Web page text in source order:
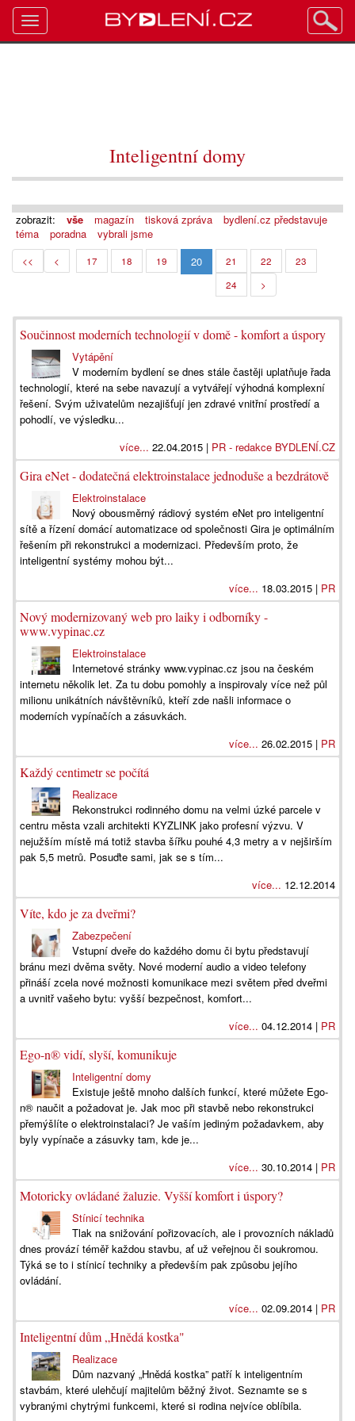
Inteligentní domy
zobrazit: vše magazín tisková zpráva
bydlení.cz představuje
téma
poradna vybrali jsme
<< < 17 18 19 20 21 22
23
24
>
Součinnost moderních technologií v domě - komfort a úspory
Vytápění
V moderním bydlení se dnes stále častěji uplatňuje řada
technologií, které na sebe navazují a vytvářejí výhodná komplexní
řešení. Svým uživatelům nezajišťují jen zdravé vnitřní prostředí a
pohodlí, ve výsledku...
více... 22.04.2015 | PR - redakce BYDLENÍ.CZ
Gira eNet - dodatečná elektroinstalace jednoduše a bezdrátově
Elektroinstalace
Nový obousměrný rádiový systém eNet pro inteligentní
sítě a řízení domácí automatizace od společnosti Gira je optimálním
řešením při rekonstrukci a modernizaci. Především proto, že
inteligentní systémy mohou být...
více... 18.03.2015 | PR
Nový modernizovaný web pro laiky i odborníky -
www.vypinac.cz
Elektroinstalace
Internetové stránky www.vypinac.cz jsou na českém
internetu několik let. Za tu dobu pomohly a inspirovaly více než půl
milionu unikátních návštěvníků, kteří zde našli informace o
moderních vypínačích a zásuvkách.
více... 26.02.2015 | PR
Každý centimetr se počítá
Realizace
Rekonstrukci rodinného domu na velmi úzké parcele v
centru města vzali architekti KYZLINK jako profesní výzvu. V
nejužším místě má totiž stavba šířku pouhé 4,3 metry a v nejširším
pak 5,5 metrů. Posuďte sami, jak se s tím...
více... 12.12.2014
Víte, kdo je za dveřmi?
Zabezpečení
Vstupní dveře do každého domu či bytu představují
bránu mezi dvěma světy. Nové moderní audio a video telefony
přináší zcela nové možnosti komunikace mezi světem před dveřmi
a uvnitř vašeho bytu: vyšší bezpečnost, komfort...
více... 04.12.2014 | PR
Ego-n® vidí, slyší, komunikuje
Inteligentní domy
Existuje ještě mnoho dalších funkcí, které můžete Ego-
n® naučit a požadovat je. Jak moc při stavbě nebo rekonstrukci
přemýšlíte o elektroinstalaci? Je vaším jediným požadavkem, aby
byly vypínače a zásuvky tam, kde je...
více... 30.10.2014 | PR
Motoricky ovládané žaluzie. Vyšší komfort i úspory?
Stínicí technika
Tlak na snižování pořizovacích, ale i provozních nákladů
dnes provází téměř každou stavbu, ať už veřejnou či soukromou.
Týká se to i stínicí techniky a především pak způsobu jejího
ovládání.
více... 02.09.2014 | PR
Inteligentní dům „Hnědá kostka"
Realizace
Dům nazvaný „Hnědá kostka” patří k inteligentním
stavbám, které ulehčují majitelům běžný život. Seznamte se s
vybranými chytrými funkcemi, které si rodina nejvíce oblíbila.
Toggle
navigation